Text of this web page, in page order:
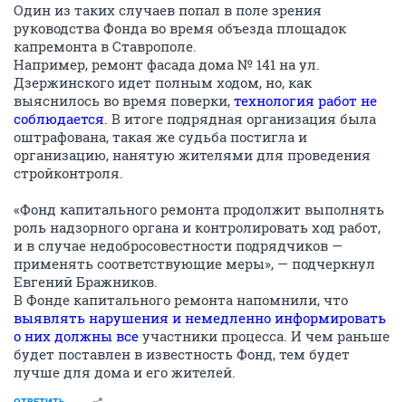
Один из таких случаев попал в поле зрения
руководства Фонда во время объезда площадок
капремонта в Ставрополе.
Например, ремонт фасада дома № 141 на ул.
Дзержинского идет полным ходом, но, как
выяснилось во время поверки, технология работ не
соблюдается. В итоге подрядная организация была
оштрафована, такая же судьба постигла и
организацию, нанятую жителями для проведения
стройконтроля.
«Фонд капитального ремонта продолжит выполнять
роль надзорного органа и контролировать ход работ,
и в случае недобросовестности подрядчиков —
применять соответствующие меры», — подчеркнул
Евгений Бражников.
В Фонде капитального ремонта напомнили, что
выявлять нарушения и немедленно информировать
о них должны все участники процесса. И чем раньше
будет поставлен в известность Фонд, тем будет
лучше для дома и его жителей.